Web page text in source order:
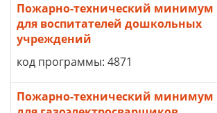
Пожарно-технический минимум
для воспитателей дошкольных
учреждений
код программы: 4871
Пожарно-технический минимум